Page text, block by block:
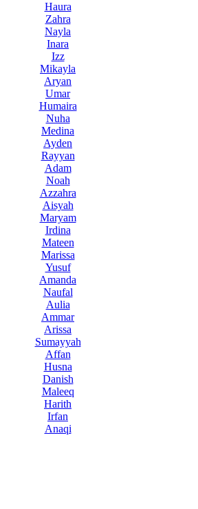
Haura
Zahra
Nayla
Inara
Izz
Mikayla
Aryan
Umar
Humaira
Nuha
Medina
Ayden
Rayyan
Adam
Noah
Azzahra
Aisyah
Maryam
Irdina
Mateen
Marissa
Yusuf
Amanda
Naufal
Aulia
Ammar
Arissa
Sumayyah
Affan
Husna
Danish
Maleeq
Harith
Irfan
Anaqi